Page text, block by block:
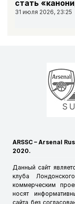
стать
31 июля 2026, 23:25
ARSSC – Arsenal
2020.
Данный сайт
клуба
коммерческим
носят
сайта без